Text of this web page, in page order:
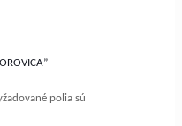
polia sú